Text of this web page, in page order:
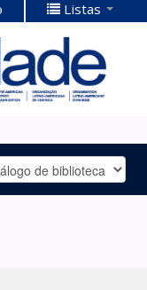
Listas